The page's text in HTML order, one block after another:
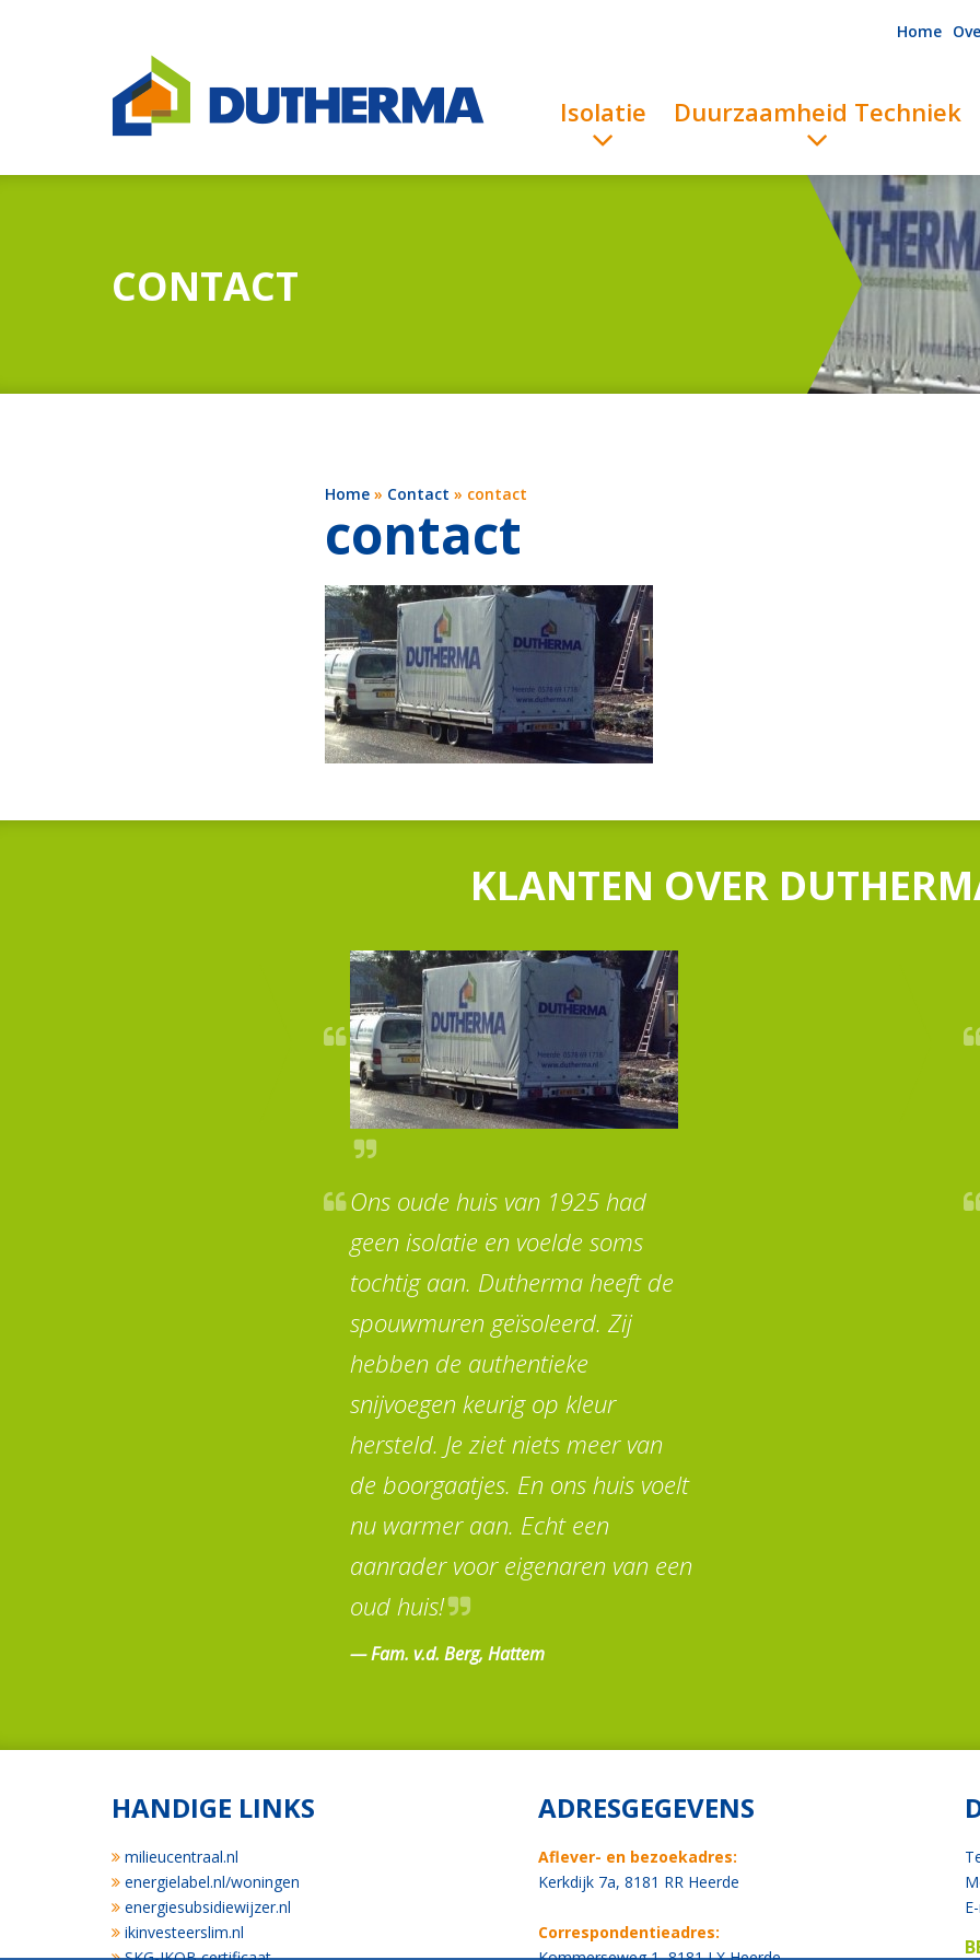
Home
Isolatie Duurzaamheid Techniek
CONTACT
Home » Contact » contact
contact
KLANTEN OVER
Ons oude huis van 1925 had
geen isolatie en voelde soms
tochtig aan. Dutherma heeft de
spouwmuren geïsoleerd. Zij
hebben de authentieke
snijvoegen keurig op kleur
hersteld. Je ziet niets meer van
de boorgaatjes. En ons huis voelt
nu warmer aan. Echt een
aanrader voor eigenaren van een
oud huis!
Fam. v.d. Berg, Hattem
HANDIGE LINKS
milieucentraal.nl
energielabel.nl/woningen
energiesubsidiewijzer.nl
ikinvesteerslim.nl
ADRESGEGEVENS
Aflever- en bezoekadres:
Kerkdijk 7a, 8181 RR Heerde
Correspondentieadres: